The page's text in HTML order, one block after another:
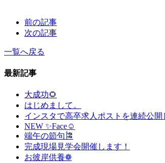
前の記事
次の記事
一覧へ戻る
最新記事
大成功🌻
はじめまして。
インスタで高卒求人ポストを連続公開
NEW ✨Face☺
端午の節句🎏
完成現場見学会開催します！
お彼岸供養❁